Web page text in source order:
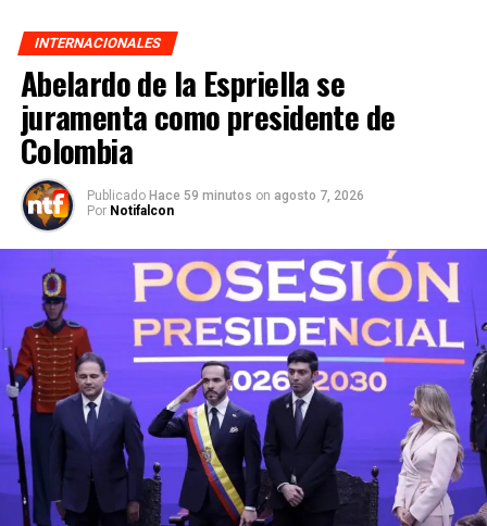
INTERNACIONALES
Abelardo de la Espriella se
juramenta como presidente de
Colombia
Publicado Hace 59 minutos on agosto 7, 2026
Por Notifalcon